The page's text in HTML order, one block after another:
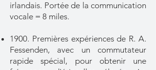
irlandais. Portée de la communication
vocale = 8 miles.
1900. Premières expériences de R. A.
Fessenden, avec un commutateur
rapide spécial, pour obtenir une